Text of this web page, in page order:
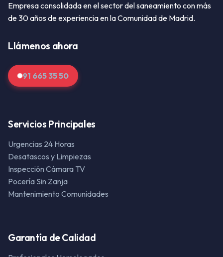
Empresa consolidada en el sector del saneamiento con más
de 30 años de experiencia en la Comunidad de Madrid.
Llámenos ahora
91 665 35 50
Servicios Principales
Urgencias 24 Horas
Desatascos y Limpiezas
Inspección Cámara TV
Pocería Sin Zanja
Mantenimiento Comunidades
Garantía de Calidad